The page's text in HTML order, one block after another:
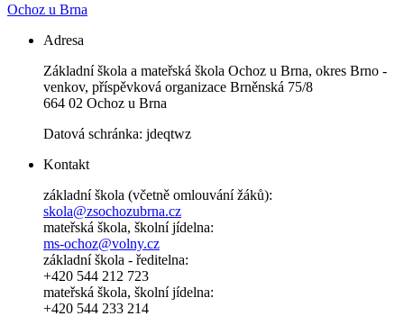
Ochoz u Brna
Adresa
Základní škola a mateřská škola Ochoz u Brna, okres Brno -
venkov, příspěvková organizace Brněnská 75/8
664 02 Ochoz u Brna
Datová schránka: jdeqtwz
Kontakt
základní škola (včetně omlouvání žáků):
skola@zsochozubrna.cz
mateřská škola, školní jídelna:
ms-ochoz@volny.cz
základní škola - ředitelna:
+420 544 212 723
mateřská škola, školní jídelna:
+420 544 233 214